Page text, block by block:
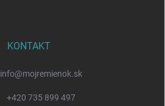
KONTAKT
info@mojremienok.sk
+420 735 899 497